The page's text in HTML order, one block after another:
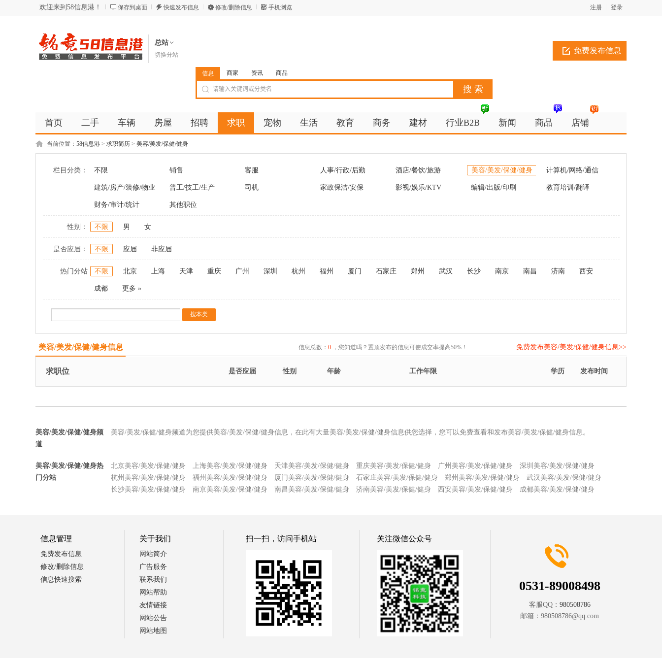
欢迎来到58信息港！ 保存到桌面 快速发布信息 修改/删除信息 手机浏览 登录
注册
总站
切换分站 免费发布信息
信息 商家 资讯 商品
首页 二手 车辆 房屋 招聘 求职 宠物 生活 教育 商务 建材 行业B2B 新闻 商品 店铺
当前位置： 58信息港 > 求职简历 > 美容/美发/保健/健身
栏目分类： 不限 销售 客服 人事/行政/后勤 酒店/餐饮/旅游 美容/美发/保健/健身 计算机/网络/通信
建筑/房产/装修/物业 普工/技工/生产 司机 家政保洁/安保 影视/娱乐/KTV 编辑/出版/印刷 教育培训/翻译
财务/审计/统计 其他职位
性别： 不限 男 女
是否应届： 不限 应届 非应届
热门分站 不限 北京 上海 天津 重庆 广州 深圳 杭州 福州 厦门 石家庄 郑州 武汉 长沙 南京 南昌 济南 西安
成都 更多 »
美容/美发/保健/健身信息 信息总数： 0，您知道吗？置顶发布的信息可使成交率提高50%！ 免费发布美容/美发/保健/健身信息>>
求职位 发布时间
是否应届 性别 年龄 学历
工作年限
美容/美发/保健/健身频
道
美容/美发/保健/健身频道为您提供美容/美发/保健/健身信息，在此有大量美容/美发/保健/健身信息供您选择，您可以免费查看和发布美容/美发/保健/健身信息。
美容/美发/保健/健身热
门分站
北京美容/美发/保健/健身 上海美容/美发/保健/健身 天津美容/美发/保健/健身 重庆美容/美发/保健/健身 广州美容/美发/保健/健身
深圳美容/美发/保健/健身
杭州美容/美发/保健/健身
福州美容/美发/保健/健身 厦门美容/美发/保健/健身 石家庄美容/美发/保健/健身 郑州美容/美发/保健/健身
武汉美容/美发/保健/健身
长沙美容/美发/保健/健身
南京美容/美发/保健/健身 南昌美容/美发/保健/健身 济南美容/美发/保健/健身 西安美容/美发/保健/健身 成都美容/美发/保健/健身
信息管理
免费发布信息
修改/删除信息
信息快速搜索
关于我们
网站简介
广告服务
联系我们
网站帮助
友情链接
网站公告
网站地图
扫一扫，访问手机站 关注微信公众号
0531-89008498
客服QQ： 980508786
邮箱： 980508786@qq.com